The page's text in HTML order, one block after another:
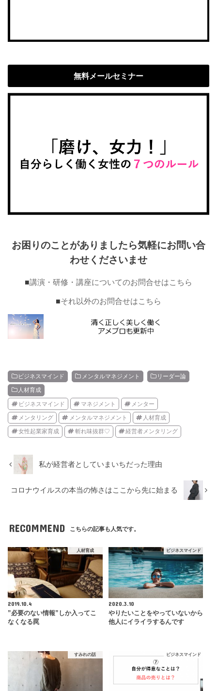
無料メールセミナー
お困りのことがありましたら気軽にお問い合
わせくださいませ
■講演・研修・講座についてのお問合せはこちら
■それ以外のお問合せはこちら
ビジネスマインド メンタルマネジメント リーダー論
人材育成
ビジネスマインド マネジメント メンター
メンタリング メンタルマネジメント 人材育成
女性起業家育成 斬れ味抜群♡ 経営者メンタリング
私が経営者としていまいちだった理由
コロナウイルスの本当の怖さはここから先に始まる
RECOMMEND こちらの記事も人気です。
人材育成
2019.10.4
”必要のない情報”しか入ってこ
なくなる罠
ビジネスマインド
2020.3.10
やりたいことをやっていないから
他人にイライラするんです
すみれの話 ビジネスマインド